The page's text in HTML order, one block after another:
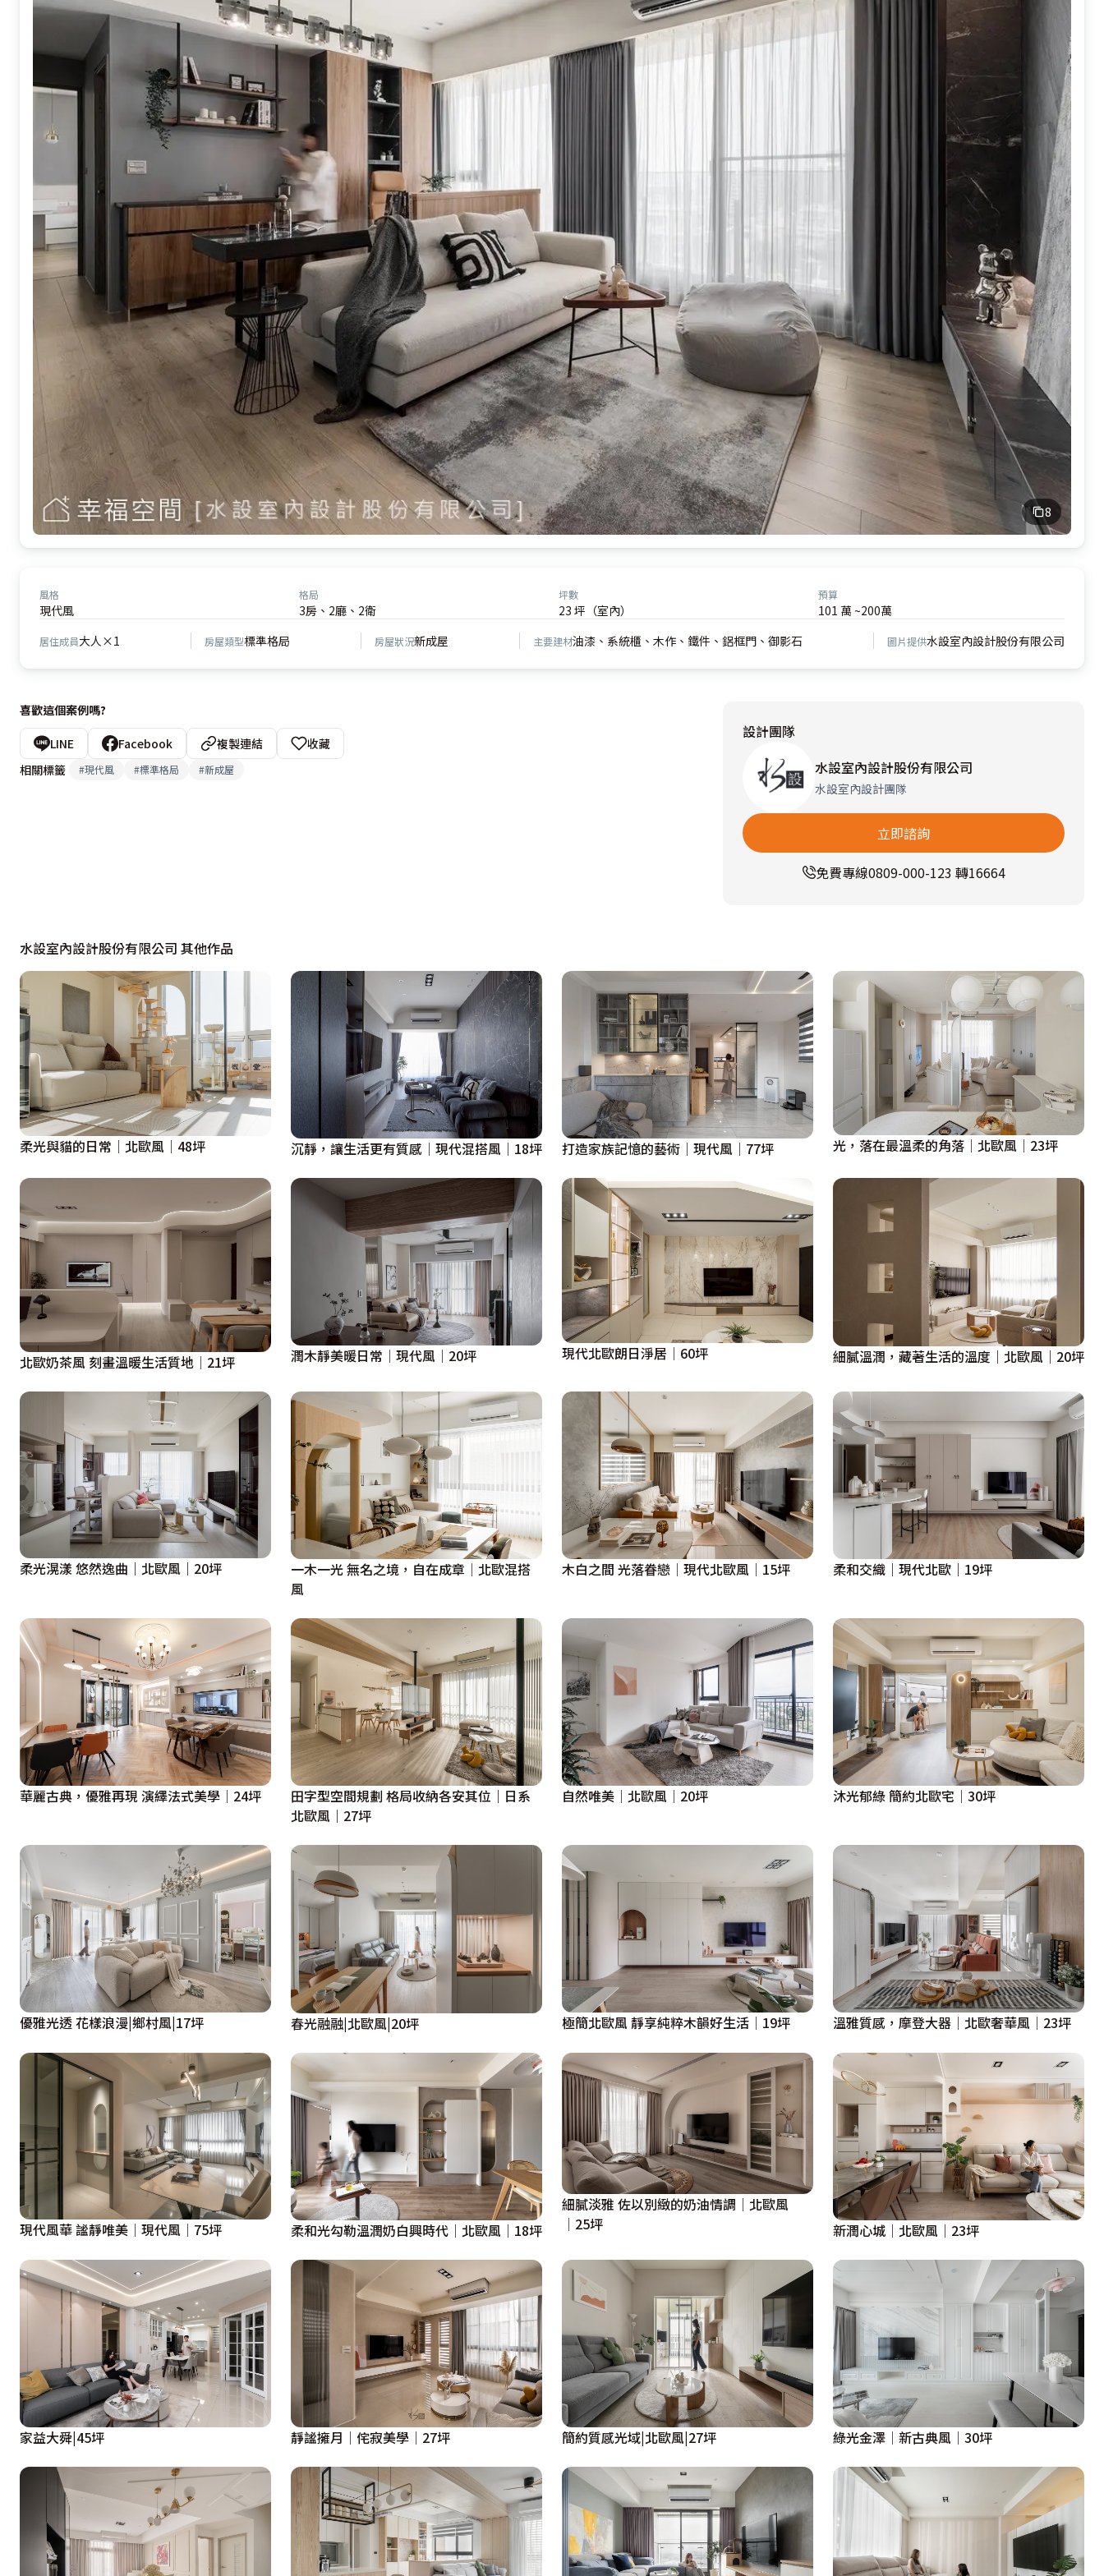
8
風格
現代風
格局
3房、2廳、2衛
坪數
23 坪（室內）
預算
101 萬 ~200萬
居住成員大人×1 房屋類型標準格局 房屋狀況新成屋 主要建材油漆、系統櫃、木作、鐵件、鋁框門、御影石 圖片提供水設室內設計股份有限公司
喜歡這個案例嗎?
LINE Facebook 複製連結
收藏
相關標籤
#現代風 #標準格局 #新成屋
設計團隊
水設室內設計股份有限公司
水設室內設計團隊
立即諮詢
免費專線0809-000-123 轉16664
水設室內設計股份有限公司 其他作品
柔光與貓的日常│北歐風│48坪 沉靜，讓生活更有質感│現代混搭風│18坪 打造家族記憶的藝術│現代風│77坪 光，落在最溫柔的角落│北歐風│23坪
北歐奶茶風 刻畫溫暖生活質地│21坪 潤木靜美暖日常│現代風│20坪 現代北歐朗日淨居│60坪 細膩溫潤，藏著生活的溫度｜北歐風｜20坪
柔光滉漾 悠然逸曲｜北歐風｜20坪
一木一光 無名之境，自在成章│北歐混搭
風
木白之間 光落眷戀│現代北歐風│15坪 柔和交織｜現代北歐｜19坪
華麗古典，優雅再現 演繹法式美學│24坪
田字型空間規劃 格局收納各安其位｜日系
北歐風｜27坪
自然唯美│北歐風│20坪 沐光郁綠 簡約北歐宅│30坪
優雅光透 花樣浪漫|鄉村風|17坪 春光融融|北歐風|20坪 極簡北歐風 靜享純粹木韻好生活│19坪 溫雅質感，摩登大器│北歐奢華風│23坪
現代風華 謐靜唯美│現代風│75坪 柔和光勾勒溫潤奶白興時代│北歐風│18坪
細膩淡雅 佐以別緻的奶油情調│北歐風
│25坪
新潤心城│北歐風│23坪
家益大舜|45坪 靜謐擁月│侘寂美學│27坪 簡約質感光域|北歐風|27坪 綠光金澤│新古典風│30坪